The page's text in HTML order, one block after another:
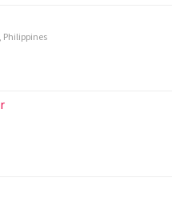
, Philippines